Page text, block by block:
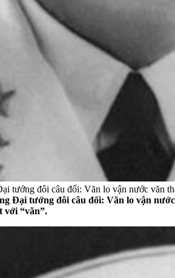
tướng đôi câu đối: Văn lo vận nước văn
Đại tướng đôi câu đối: Văn lo vận
với “văn”.